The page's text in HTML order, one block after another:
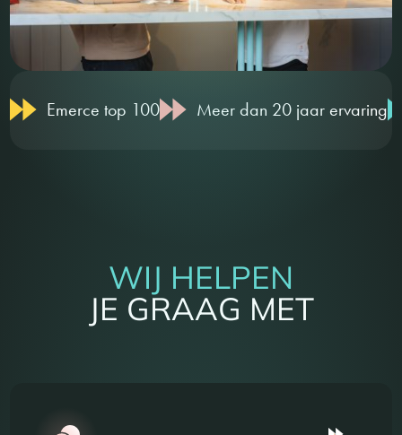
Emerce top 100 Meer dan 20 jaar ervaring
WIJ HELPEN
JE GRAAG MET